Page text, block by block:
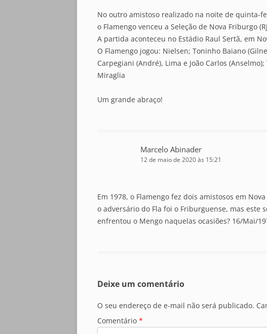
No outro amistoso realizado na noite de quinta-
o Flamengo venceu a Seleção de Nova Friburgo
A partida aconteceu no Estádio Raul Sertã, em
O Flamengo jogou: Nielsen; Toninho Baiano
Carpegiani (André), Lima e João Carlos
Miraglia
Um grande abraço!
Marcelo Abinader
12 de maio de 2020 às 15:21
Em 1978, o Flamengo fez dois amistosos em
o adversário do Fla foi o Friburguense, mas este
enfrentou o Mengo naquelas ocasiões? 16/Mai/
Deixe um comentário
O seu endereço de e-mail não será publicado.
Comentário *